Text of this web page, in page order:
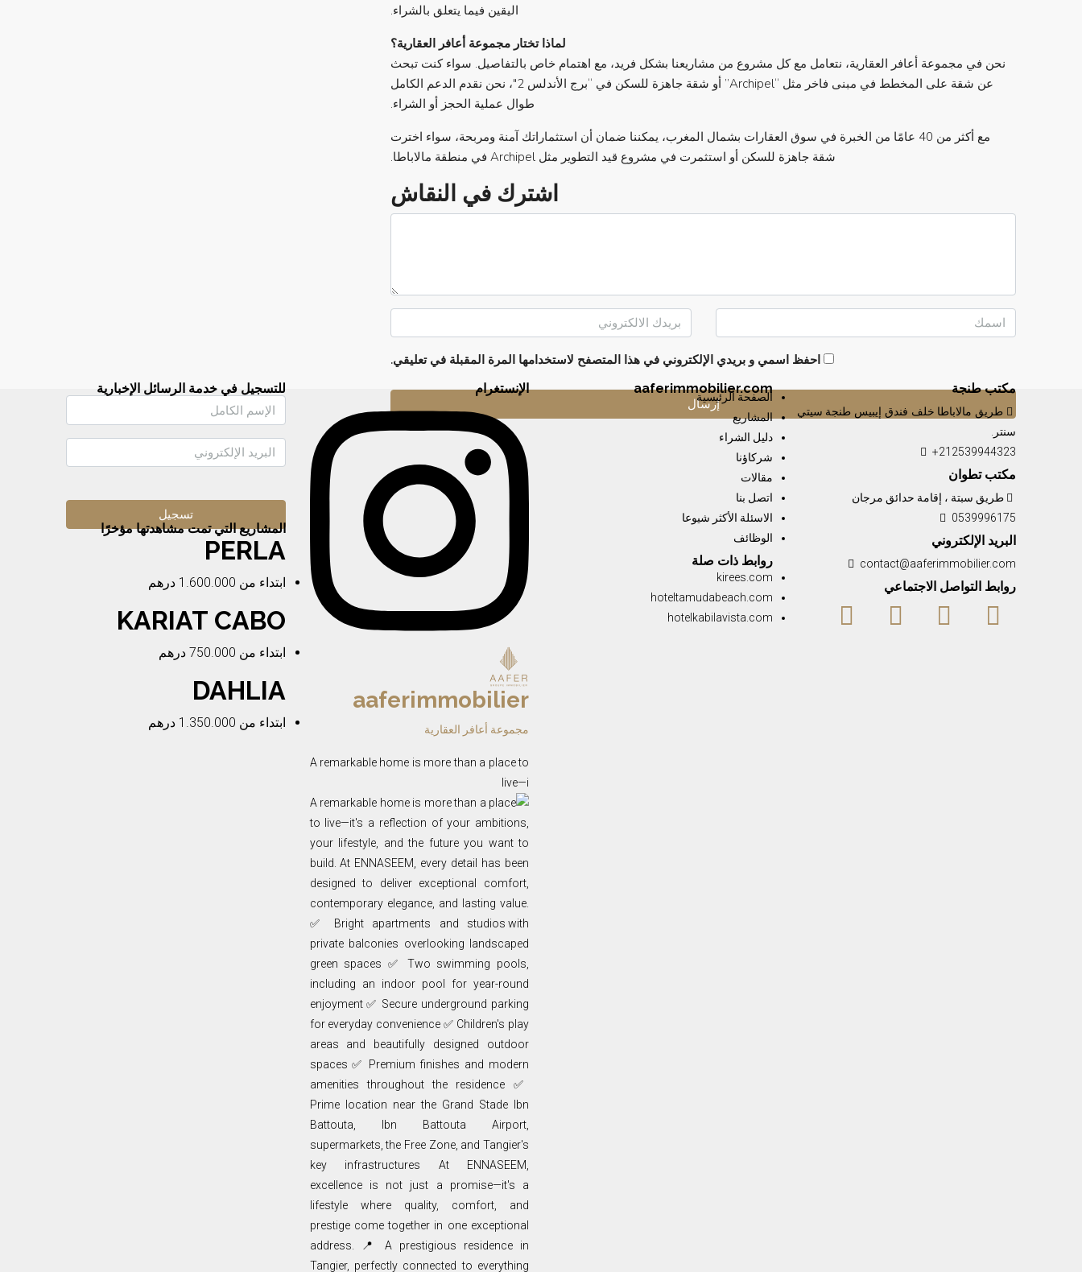
اليقين فيما يتعلق بالشراء.
لماذا تختار مجموعة أعافر العقارية؟
نحن في مجموعة أعافر العقارية، نتعامل مع كل مشروع من مشاريعنا بشكل فريد، مع اهتمام خاص بالتفاصيل. سواء كنت تبحث
عن شقة على المخطط في مبنى فاخر مثل “Archipel” أو شقة جاهزة للسكن في “برج الأندلس 2″، نحن نقدم الدعم الكامل
طوال عملية الحجز أو الشراء.
مع أكثر من 40 عامًا من الخبرة في سوق العقارات بشمال المغرب، يمكننا ضمان أن استثماراتك آمنة ومربحة، سواء اخترت
شقة جاهزة للسكن أو استثمرت في مشروع قيد التطوير مثل Archipel في منطقة مالاباطا.
اشترك في النقاش
احفظ اسمي و بريدي الإلكتروني في هذا المتصفح لاستخدامها المرة المقبلة في تعليقي.
Alternative:
مكتب طنجة
طريق مالاباطا خلف فندق إيبيس طنجة سيتي
سنتر.
+212539944323
مكتب تطوان
طريق سبتة ، إقامة حدائق مرجان
0539996175
البريد الإلكتروني
contact@aaferimmobilier.com
روابط التواصل الاجتماعي
aaferimmobilier.com
الصفحة الرئيسية
المشاريع
دليل الشراء
شركاؤنا
مقالات
اتصل بنا
الاسئلة الأكثر شيوعا
الوظائف
روابط ذات صلة
kirees.com
hoteltamudabeach.com
hotelkabilavista.com
الإنستغرام
aaferimmobilier
مجموعة أعافر العقارية
A remarkable home is more than a place to
live—i
للتسجيل في خدمة الرسائل الإخبارية
المشاريع التي تمت مشاهدتها مؤخرًا
PERLA
ابتداء من 1.600.000 درهم
KARIAT CABO
ابتداء من 750.000 درهم
DAHLIA
ابتداء من 1.350.000 درهم